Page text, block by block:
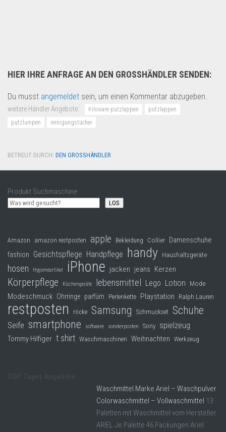
HIER IHRE ANFRAGE AN DEN GROSSHÄNDLER SENDEN:
Du musst angemeldet sein, um einen Kommentar abzugeben.
weitere Händler Angebote: Kiloware putzlappen
putzlappen
putzlumpen
reinigungstücher
BETREUT DURCH: DEN GROSSHÄNDLER ·
Produkt Suchmaschine
LOS
Amazon amazon restposten apple Bekleidung Collier Damenschuhe
fashion Gesichtspflege Handpflege handy Haushaltsgeräte
hosen Hygieneartikel iPhone jacken jeans Kerzen
Körperpflege Küchengeräte lebensmittel Lego Lotion Mode
Modeschmuck Ohrringe parfüm Perlenkette Playstation Ralph Lauren
restposten röcke Samsung Schmuckset Schuhe
Seife smartphone software sonderposten Sony spielzeug
Tommy Hilfiger t shirt Waschmaschinen Weihnachten Werkzeug
Waschmittel Marke Ariel – Waschpulver
Colorwaschmittel – Vollwaschmittel 13
Paletten mit Waschmittel vom Hersteller
ARIEL Je Palette 46 Packungen Ariel